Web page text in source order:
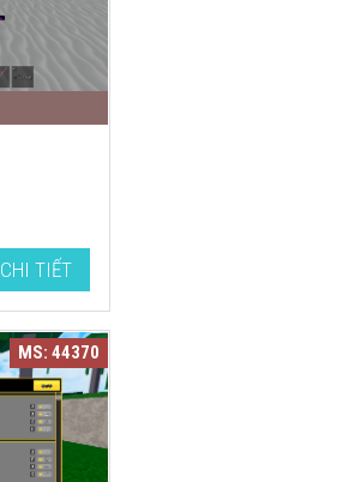
CHI TIẾT
MS: 44370